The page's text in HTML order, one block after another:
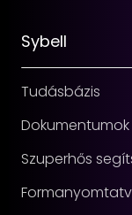
Sybell
Tudásbázis
Dokumentumok
Szuperhős